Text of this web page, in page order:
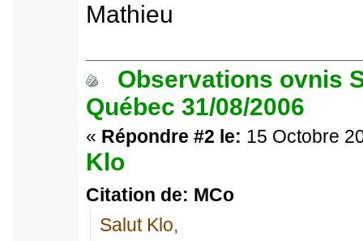
Mathieu
Observations ovnis
Québec 31/08/2006
« Répondre #2 le: 15 Octobre
Klo
Citation de: MCo
Salut Klo,